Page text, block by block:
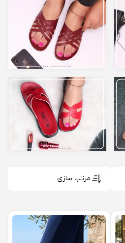
مرتب سازی